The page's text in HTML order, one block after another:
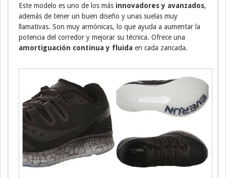
Este modelo es uno de los más innovadores y avanzados,
además de tener un buen diseño y unas suelas muy
llamativas. Son muy armónicas, lo que ayuda a aumentar la
potencia del corredor y mejorar su técnica. Ofrece una
amortiguación continua y fluida en cada zancada.